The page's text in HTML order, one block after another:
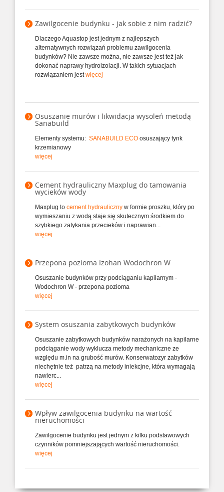
Zawilgocenie budynku - jak sobie z nim radzić?
Dlaczego Aquastop jest jednym z najlepszych
alternatywnych rozwiązań problemu zawilgocenia
budynków? Nie zawsze można, nie zawsze jest też jak
dokonać naprawy hydroizolacji. W takich sytuacjach
rozwiązaniem jestwięcej
Osuszanie murów i likwidacja wysoleń metodą
Sanabuild
Elementy systemu: SANABUILD ECO osuszający tynk
krzemianowy
więcej
Cement hydrauliczny Maxplug do tamowania
wycieków wody
Maxplug to cement hydrauliczny w formie proszku, który po
wymieszaniu z wodą staje się skutecznym środkiem do
szybkiego zatykania przecieków i naprawian...
więcej
Przepona pozioma Izohan Wodochron W
Osuszanie budynków przy podciąganiu kapilarnym -
Wodochron W - przepona pozioma
więcej
System osuszania zabytkowych budynków
Osuszanie zabytkowych budynków narażonych na kapilarne
podciąganie wody wyklucza metody mechaniczne ze
względu m.in na grubość murów. Konserwatozyr zabytków
niechętnie też patrzą na metody iniekcjne, która wymagają
nawierc...
więcej
Wpływ zawilgocenia budynku na wartość
nieruchomości
Zawilgocenie budynku jest jednym z kilku podstawowych
czynników pomniejszających wartość nieruchomości.
więcej